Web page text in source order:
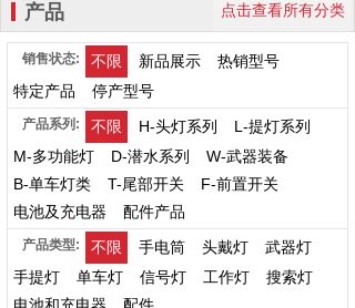
产品 点击查看所有分类
销售状态: 不限 新品展示
热销型号
特定产品
停产型号
产品系列: 不限 H-头灯系列
L-提灯系列
M-多功能灯
D-潜水系列
W-武器装备
B-单车灯类
T-尾部开关
F-前置开关
电池及充电器
配件产品
产品类型: 不限 手电筒 头戴灯
武器灯
手提灯
单车灯 信号灯 工作灯
搜索灯